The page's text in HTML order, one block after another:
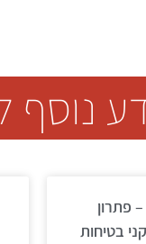
נוסף
פתרון
בטיחות